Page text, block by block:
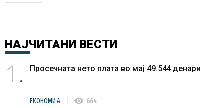
НАЈЧИТАНИ ВЕСТИ
1 Просечната нето плата во мај 49.544 денари
ЕКОНОМИЈА visibility 664